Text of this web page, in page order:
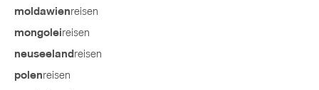
moldawienreisen
mongoleireisen
neuseeland reisen
polenreisen